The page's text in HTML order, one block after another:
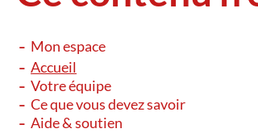
Mon espace
Accueil
Votre équipe
Ce que vous devez savoir
Aide & soutien